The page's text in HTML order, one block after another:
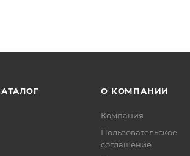
О КОМПАНИИ
Компания
Пользовательское
соглашение